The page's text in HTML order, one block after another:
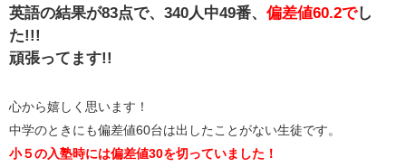
英語の結果が83点で、340人中49番、 偏差値60.2でし
た!!!
頑張ってます!!
心から嬉しく思います！
中学のときにも偏差値60台は出したことがない生徒です。
小５の入塾時には偏差値30を切っていました！